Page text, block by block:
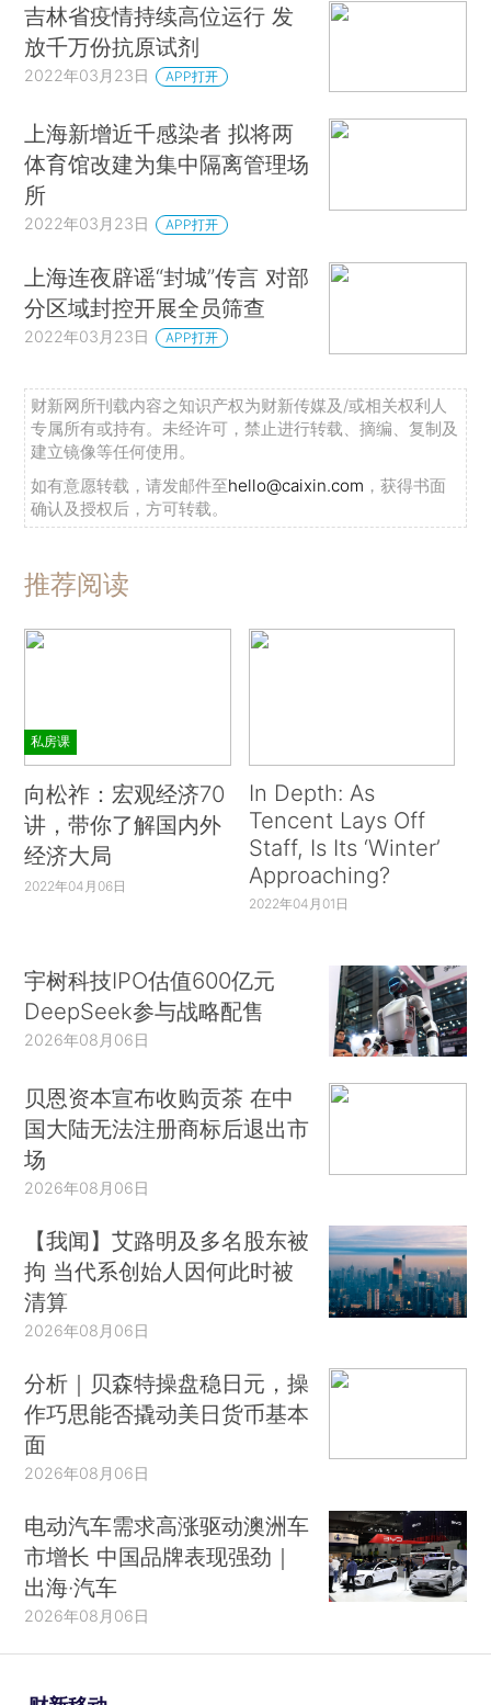
吉林省疫情持续高位运行 发
放千万份抗原试剂
2022年03月23日 APP打开
上海新增近千感染者 拟将两
体育馆改建为集中隔离管理场
所
2022年03月23日 APP打开
上海连夜辟谣“封城”传言 对部
分区域封控开展全员筛查
2022年03月23日 APP打开
财新网所刊载内容之知识产权为财新传媒及/或相关权利人
专属所有或持有。未经许可，禁止进行转载、摘编、复制及
建立镜像等任何使用。
如有意愿转载，请发邮件至hello@caixin.com ，获得书面
确认及授权后，方可转载。
推荐阅读
私房课
向松祚：宏观经济70
讲，带你了解国内外
经济大局
2022年04月06日
In Depth: As
Tencent Lays Off
Staff, Is Its ‘Winter’
Approaching?
2022年04月01日
宇树科技IPO估值600亿元
DeepSeek参与战略配售
2026年08月06日
贝恩资本宣布收购贡茶 在中
国大陆无法注册商标后退出市
场
2026年08月06日
【我闻】艾路明及多名股东被
拘 当代系创始人因何此时被
清算
2026年08月06日
分析｜贝森特操盘稳日元，操
作巧思能否撬动美日货币基本
面
2026年08月06日
电动汽车需求高涨驱动澳洲车
市增长 中国品牌表现强劲｜
出海·汽车
2026年08月06日